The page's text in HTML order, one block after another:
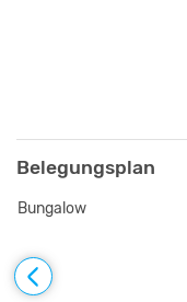
Belegungsplan
Bungalow